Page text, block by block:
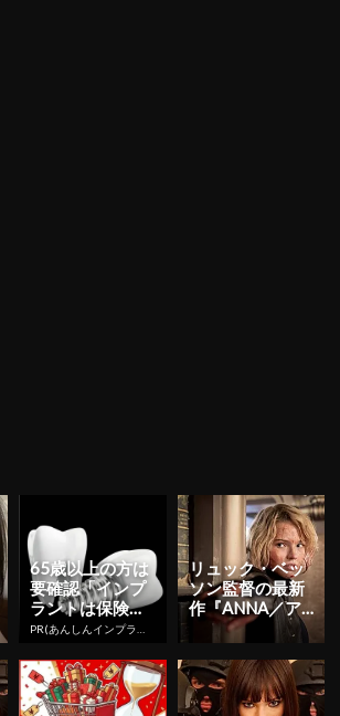
65歳以上の方は
要確認「インプ
ラントは保険適
用か？」あなた
や費用を...
リュック・ベッ
ソン監督の最新
作『ANNA／ア
ナ』 緊迫感満載
の本編映像が解
禁！